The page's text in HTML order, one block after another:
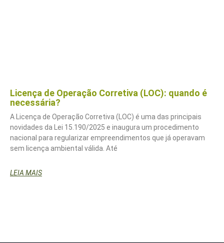
Licença de Operação Corretiva (LOC): quando é
necessária?
A Licença de Operação Corretiva (LOC) é uma das principais
novidades da Lei 15.190/2025 e inaugura um procedimento
nacional para regularizar empreendimentos que já operavam
sem licença ambiental válida. Até
LEIA MAIS